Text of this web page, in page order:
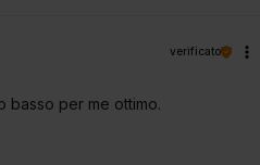
verificato
basso per me ottimo.